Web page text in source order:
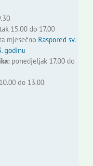
15.00 do 17.00
mjesečno Raspored sv.
godinu
ponedjeljak 17.00 do
do 13.00